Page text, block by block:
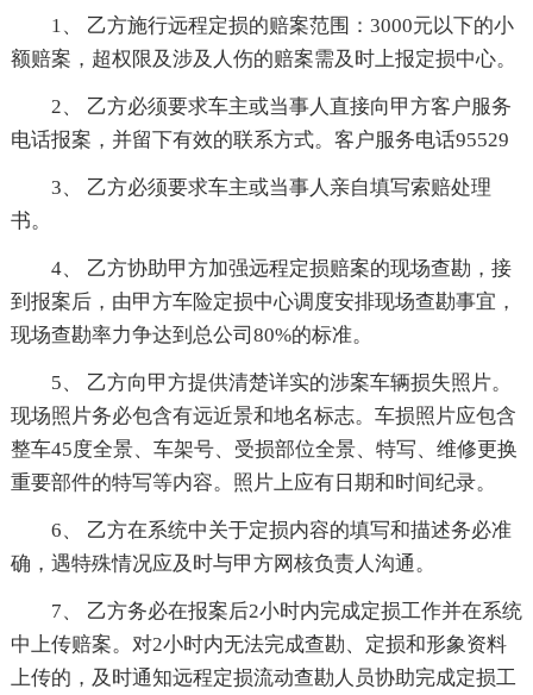
1、 乙方施行远程定损的赔案范围：3000元以下的小
额赔案，超权限及涉及人伤的赔案需及时上报定损中心。
2、 乙方必须要求车主或当事人直接向甲方客户服务
电话报案，并留下有效的联系方式。客户服务电话95529
3、 乙方必须要求车主或当事人亲自填写索赔处理
书。
4、 乙方协助甲方加强远程定损赔案的现场查勘，接
到报案后，由甲方车险定损中心调度安排现场查勘事宜，
现场查勘率力争达到总公司80%的标准。
5、 乙方向甲方提供清楚详实的涉案车辆损失照片。
现场照片务必包含有远近景和地名标志。车损照片应包含
整车45度全景、车架号、受损部位全景、特写、维修更换
重要部件的特写等内容。照片上应有日期和时间纪录。
6、 乙方在系统中关于定损内容的填写和描述务必准
确，遇特殊情况应及时与甲方网核负责人沟通。
7、 乙方务必在报案后2小时内完成定损工作并在系统
中上传赔案。对2小时内无法完成查勘、定损和形象资料
上传的，及时通知远程定损流动查勘人员协助完成定损工